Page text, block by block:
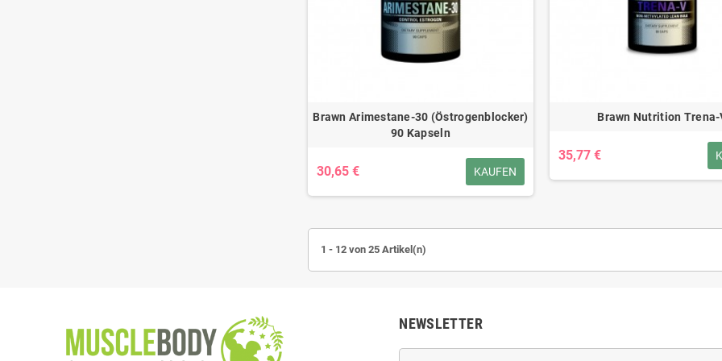
Brawn Arimestane-30 (Östrogenblocker)
90 Kapseln
30,65 € KAUFEN
Brawn Nutrition Trena-
35,77 €
1 - 12 von 25 Artikel(n)
NEWSLETTER